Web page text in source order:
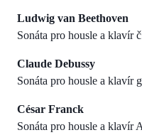
Ludwig van Beethoven
Sonáta pro housle a klavír
Claude Debussy
Sonáta pro housle a klavír
César Franck
Sonáta pro housle a klavír